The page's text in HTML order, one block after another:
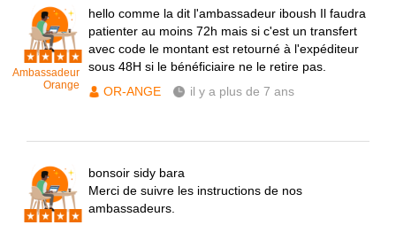
Ambassadeur
Orange
hello comme la dit l'ambassadeur iboush Il faudra
patienter au moins 72h mais si c'est un transfert
avec code le montant est retourné à l'expéditeur
sous 48H si le bénéficiaire ne le retire pas.
OR-ANGE
il y a plus de 7 ans
bonsoir sidy bara
Merci de suivre les instructions de nos
ambassadeurs.